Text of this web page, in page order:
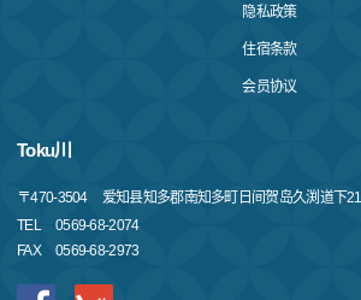
隐私政策
住宿条款
会员协议
Toku川
〒470-3504
爱知县知多郡南知多町日间贺岛久渕道下21
TEL
0569-68-2074
FAX
0569-68-2973